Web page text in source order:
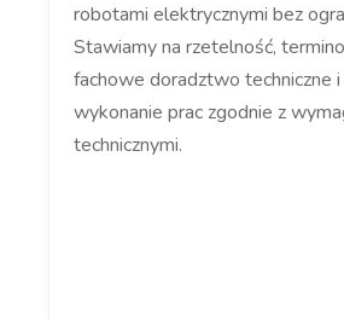
robotami elektrycznymi bez
Stawiamy na rzetelność,
fachowe doradztwo techniczne
wykonanie prac zgodnie z
technicznymi.